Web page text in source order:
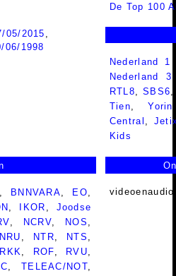
De Top 100
05/2015
06/1998
Nederland
Nederland
RTL8,SBS6
Tien,Yorin
Central ,
Kids
BNNVARA EO
IKOR
Joodse
NCRV NOS
NRU NTR NTS
RKK ROF RVU
TELEAC/NOT